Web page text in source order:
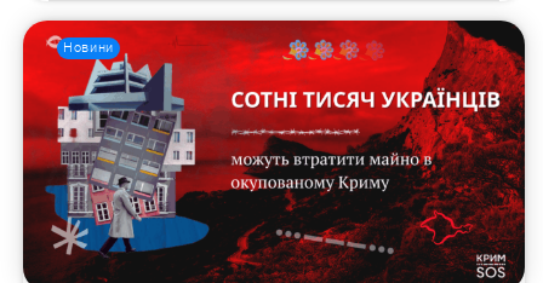
Новини